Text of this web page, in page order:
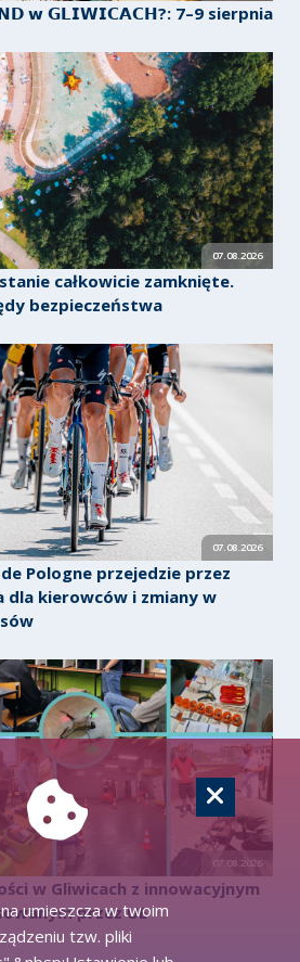
𝘄 𝗚𝗟𝗜𝗪𝗜𝗖𝗔𝗖𝗛?: 7–9 sierpnia
07.08.2026
całkowicie zamknięte.
bezpieczeństwa
07.08.2026
Pologne przejedzie przez
dla kierowców i zmiany w
07.08.2026
w Gliwicach z innowacyjnym
przez UE
umieszcza w twoim
tzw. pliki